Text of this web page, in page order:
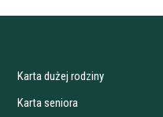
Karta dużej rodziny
Karta seniora